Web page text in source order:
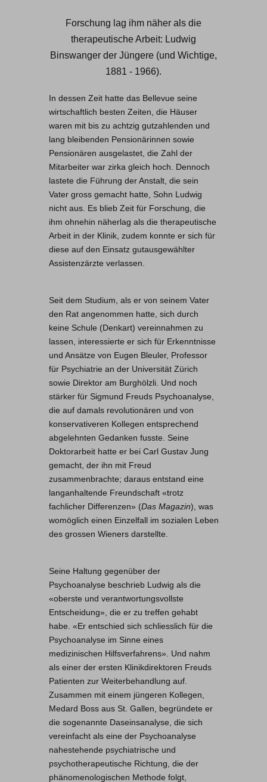
Forschung lag ihm näher als die
therapeutische Arbeit: Ludwig
Binswanger der Jüngere (und Wichtige,
1881 - 1966).
In dessen Zeit hatte das Bellevue seine
wirtschaftlich besten Zeiten, die Häuser
waren mit bis zu achtzig gutzahlenden und
lang bleibenden Pensionärinnen sowie
Pensionären ausgelastet, die Zahl der
Mitarbeiter war zirka gleich hoch. Dennoch
lastete die Führung der Anstalt, die sein
Vater gross gemacht hatte, Sohn Ludwig
nicht aus. Es blieb Zeit für Forschung, die
ihm ohnehin näherlag als die therapeutische
Arbeit in der Klinik, zudem konnte er sich für
diese auf den Einsatz gutausgewählter
Assistenzärzte verlassen.
Seit dem Studium, als er von seinem Vater
den Rat angenommen hatte, sich durch
keine Schule (Denkart) vereinnahmen zu
lassen, interessierte er sich für Erkenntnisse
und Ansätze von Eugen Bleuler, Professor
für Psychiatrie an der Universität Zürich
sowie Direktor am Burghölzli. Und noch
stärker für Sigmund Freuds Psychoanalyse,
die auf damals revolutionären und von
konservativeren Kollegen entsprechend
abgelehnten Gedanken fusste. Seine
Doktorarbeit hatte er bei Carl Gustav Jung
gemacht, der ihn mit Freud
zusammenbrachte; daraus entstand eine
langanhaltende Freundschaft «trotz
fachlicher Differenzen» (Das Magazin), was
womöglich einen Einzelfall im sozialen Leben
des grossen Wieners darstellte.
Seine Haltung gegenüber der
Psychoanalyse beschrieb Ludwig als die
«oberste und verantwortungsvollste
Entscheidung», die er zu treffen gehabt
habe. «Er entschied sich schliesslich für die
Psychoanalyse im Sinne eines
medizinischen Hilfsverfahrens». Und nahm
als einer der ersten Klinikdirektoren Freuds
Patienten zur Weiterbehandlung auf.
Zusammen mit einem jüngeren Kollegen,
Medard Boss aus St. Gallen, begründete er
die sogenannte Daseinsanalyse, die sich
vereinfacht als eine der Psychoanalyse
nahestehende psychiatrische und
psychotherapeutische Richtung, die der
phänomenologischen Methode folgt,